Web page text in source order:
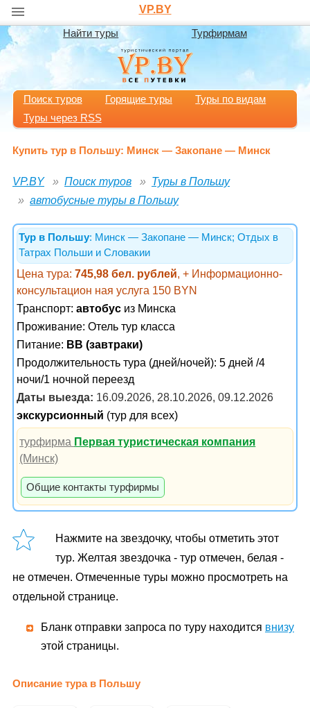
VP.BY
Найти туры Турфирмам
Поиск туров Горящие туры
Туры по видам
Туры через RSS
Купить тур в Польшу: Минск — Закопане — Минск
VP.BY Поиск туров
Туры в Польшу
автобусные туры в Польшу
Тур в Польшу: Минск — Закопане — Минск; Отдых в
Татрах Польши и Словакии
Цена тура: 745,98 бел. рублей, + Информационно-
консультацион ная услуга 150 BYN
Транспорт: автобус из Минска
Проживание: Отель тур класса
Питание: BB (завтраки)
Продолжительность тура (дней/ночей): 5 дней /4
ночи/1 ночной переезд
Даты выезда: 16.09.2026, 28.10.2026, 09.12.2026
экскурсионный (тур для всех)
турфирма Первая туристическая компания
(Минск)
Общие контакты турфирмы
Нажмите на звездочку, чтобы отметить этот
тур. Желтая звездочка - тур отмечен, белая -
не отмечен. Отмеченные туры можно просмотреть на
отдельной странице.
Бланк отправки запроса по туру находится внизу
этой страницы.
Описание тура в Польшу